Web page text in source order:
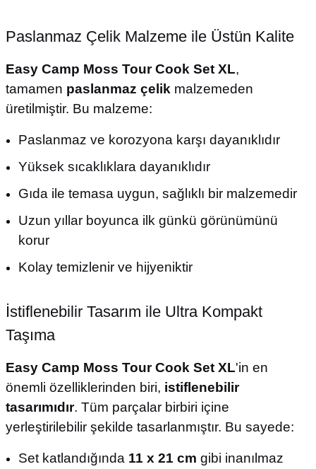
Paslanmaz Çelik Malzeme ile Üstün Kalite
Easy Camp Moss Tour Cook Set XL,
tamamen paslanmaz çelik malzemeden
üretilmiştir. Bu malzeme:
Paslanmaz ve korozyona karşı dayanıklıdır
Yüksek sıcaklıklara dayanıklıdır
Gıda ile temasa uygun, sağlıklı bir malzemedir
Uzun yıllar boyunca ilk günkü görünümünü
korur
Kolay temizlenir ve hijyeniktir
İstiflenebilir Tasarım ile Ultra Kompakt
Taşıma
Easy Camp Moss Tour Cook Set XL'in en
önemli özelliklerinden biri, istiflenebilir
tasarımıdır. Tüm parçalar birbiri içine
yerleştirilebilir şekilde tasarlanmıştır. Bu sayede:
Set katlandığında 11 x 21 cm gibi inanılmaz